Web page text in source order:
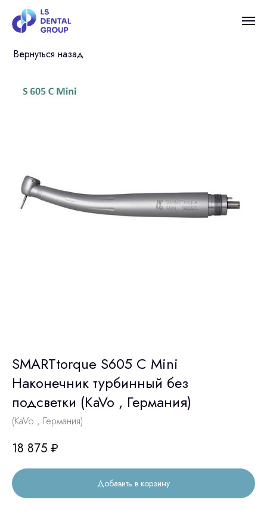
Вернуться назад
SMARTtorque S605 С Mini
Наконечник турбинный без
подсветки (KaVo , Германия)
(KaVo , Германия)
18 875 ₽
Добавить в корзину